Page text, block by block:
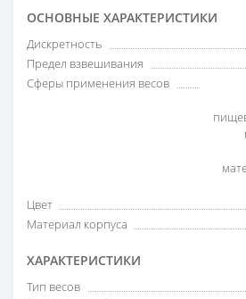
ОСНОВНЫЕ ХАРАКТЕРИСТИКИ
Дискретность
Предел взвешивания
Сферы применения весов
Цвет
Материал корпуса
ХАРАКТЕРИСТИКИ
Тип весов